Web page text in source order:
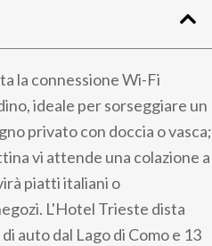
la connessione Wi-Fi
ideale per sorseggiare un
privato con doccia o vasca;
vi attende una colazione a
piatti italiani o
L'Hotel Trieste dista
auto dal Lago di Como e 13